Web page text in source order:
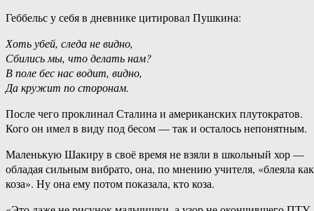
Геббельс у себя в дневнике цитировал Пушкина:
Хоть убей, следа не видно,
Сбились мы, что делать нам?
В поле бес нас водит, видно,
Да кружит по сторонам.
После чего проклинал Сталина и американских плутократов.
Кого он имел в виду под бесом — так и осталось непонятным.
Маленькую Шакиру в своё время не взяли в школьный хор —
обладая сильным вибрато, она, по мнению учителя, «блеяла как
коза». Ну она ему потом показала, кто коза.